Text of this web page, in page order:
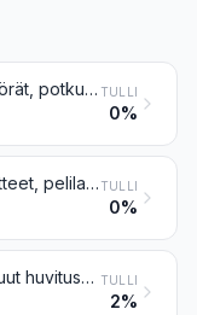
Kolmipyöräiset polkupyörät, potkulaudat, poljinautot ja niiden kaltaiset lelut, joissa on pyörät; nukenvaunut ja -rattaat; nuket; muut lelut; pienoismallit ja niiden kaltaiset mallit ajanvietetarkoituksiin, myös liikkuvat; kaikenlaiset palapelit TULLI
0%
Videopelikonsolit ja -laitteet, pelilaitteet sisätiloja varten, biljardipelit, kasinoiden pelipöydät ja automaattiset keilapelivarusteet, kolikoilla, seteleillä, pankkikorteilla, rahakkeilla tai muilla maksuvälineillä toimivat pelivälineet TULLI
0%
Juhla-, karnevaali- ja muut huvitusesineet, myös taikomisvälineet ja pilailuesineet TULLI
2%